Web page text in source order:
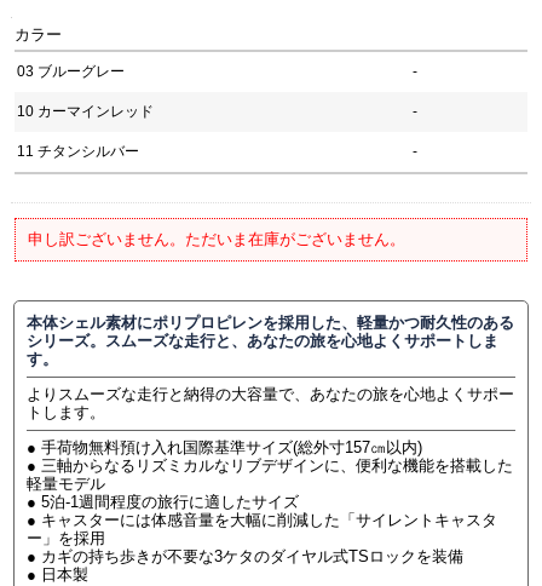
カラー
03 ブルーグレー -
10 カーマインレッド -
11 チタンシルバー -
申し訳ございません。ただいま在庫がございません。
本体シェル素材にポリプロピレンを採用した、軽量かつ耐久性のある
シリーズ。スムーズな走行と、あなたの旅を心地よくサポートしま
す。
よりスムーズな走行と納得の大容量で、あなたの旅を心地よくサポー
トします。
● 手荷物無料預け入れ国際基準サイズ(総外寸157㎝以内)
● 三軸からなるリズミカルなリブデザインに、便利な機能を搭載した
軽量モデル
● 5泊-1週間程度の旅行に適したサイズ
● キャスターには体感音量を大幅に削減した「サイレントキャスタ
ー」を採用
● カギの持ち歩きが不要な3ケタのダイヤル式TSロックを装備
● 日本製